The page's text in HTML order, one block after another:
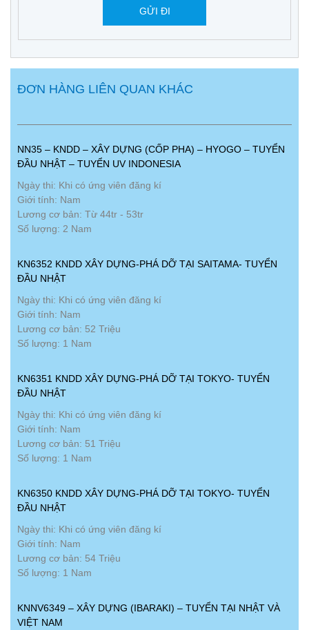
ĐƠN HÀNG LIÊN QUAN KHÁC
NN35 – KNDD – XÂY DỰNG (CỐP PHA) – HYOGO – TUYỂN
ĐẦU NHẬT – TUYỂN UV INDONESIA
Ngày thi: Khi có ứng viên đăng kí
Giới tính: Nam
Lương cơ bản: Từ 44tr - 53tr
Số lượng: 2 Nam
KN6352 KNDD XÂY DỰNG-PHÁ DỠ TẠI SAITAMA- TUYỂN
ĐẦU NHẬT
Ngày thi: Khi có ứng viên đăng kí
Giới tính: Nam
Lương cơ bản: 52 Triệu
Số lượng: 1 Nam
KN6351 KNDD XÂY DỰNG-PHÁ DỠ TẠI TOKYO- TUYỂN
ĐẦU NHẬT
Ngày thi: Khi có ứng viên đăng kí
Giới tính: Nam
Lương cơ bản: 51 Triệu
Số lượng: 1 Nam
KN6350 KNDD XÂY DỰNG-PHÁ DỠ TẠI TOKYO- TUYỂN
ĐẦU NHẬT
Ngày thi: Khi có ứng viên đăng kí
Giới tính: Nam
Lương cơ bản: 54 Triệu
Số lượng: 1 Nam
KNNV6349 – XÂY DỰNG (IBARAKI) – TUYỂN TẠI NHẬT VÀ
VIỆT NAM